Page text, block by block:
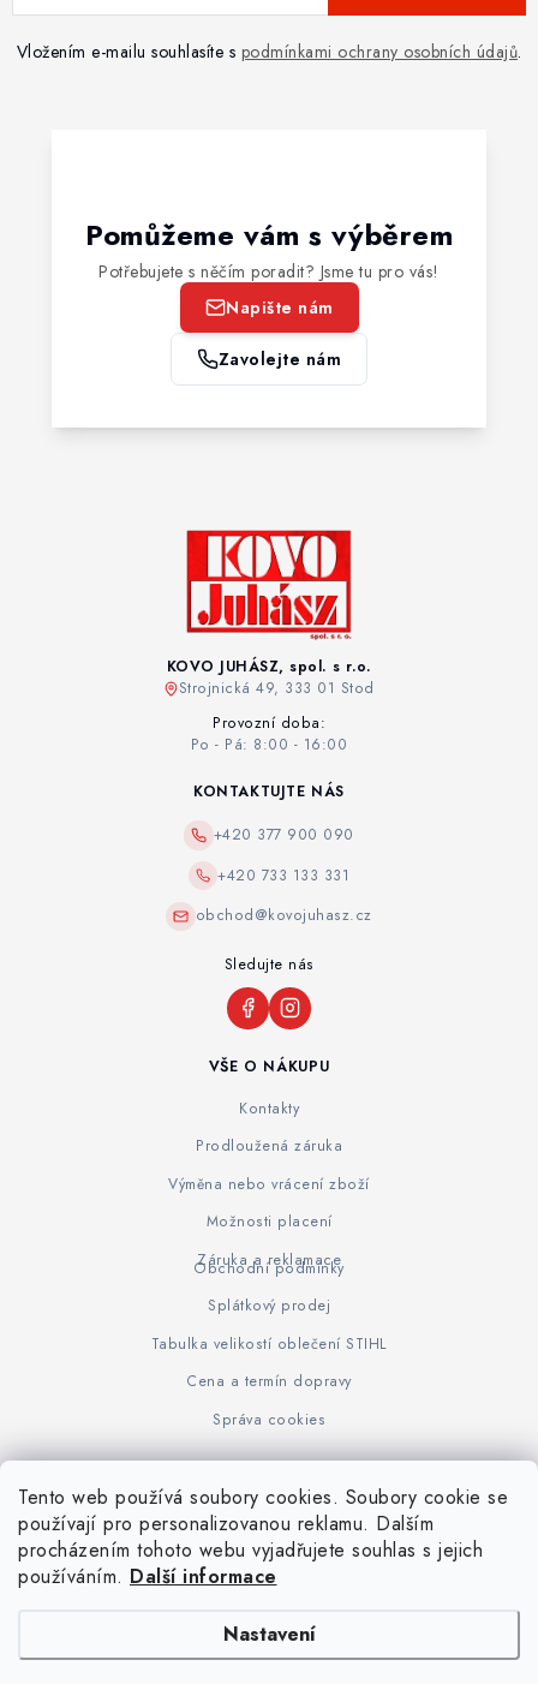
Tento web používá soubory cookies. Soubory cookie se
používají pro personalizovanou reklamu. Dalším
procházením tohoto webu vyjadřujete souhlas s jejich
používáním. Další informace
Nastavení
Vložením e-mailu souhlasíte s podmínkami ochrany osobních údajů.
Pomůžeme vám s výběrem
Potřebujete s něčím poradit? Jsme tu pro vás!
Napište nám
Zavolejte nám
KOVO JUHÁSZ, spol. s r.o.
Strojnická 49, 333 01 Stod
Provozní doba:
Po - Pá: 8:00 - 16:00
VŠE O NÁKUPU
Kontakty
Prodloužená záruka
Výměna nebo vrácení zboží
Možnosti placení
Záruka a reklamace
Obchodní podmínky
Splátkový prodej
Tabulka velikostí oblečení STIHL
Cena a termín dopravy
Správa cookies
KONTAKTUJTE NÁS
+420 377 900 090
+420 733 133 331
obchod@kovojuhasz.cz
Sledujte nás
www.KOVOJUHASZ.cz Výrobce STIHL STIHL Timbersport